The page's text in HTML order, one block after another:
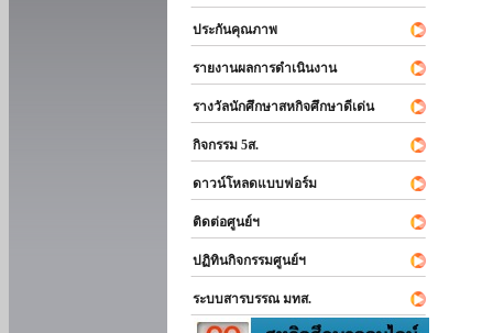
ประกันคุณภาพ
รายงานผลการดำเนินงาน
รางวัลนักศึกษาสหกิจศึกษาดีเด่น
กิจกรรม 5ส.
ดาวน์โหลดแบบฟอร์ม
ติดต่อศูนย์ฯ
ปฏิทินกิจกรรมศูนย์ฯ
ระบบสารบรรณ มทส.